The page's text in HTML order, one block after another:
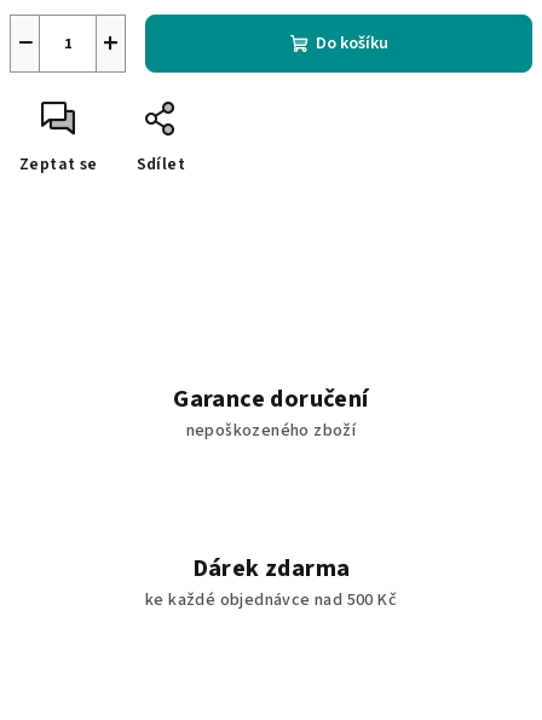
+
− Do košíku
Zeptat se Sdílet
Garance doručení
nepoškozeného zboží
Dárek zdarma
ke každé objednávce nad 500 Kč